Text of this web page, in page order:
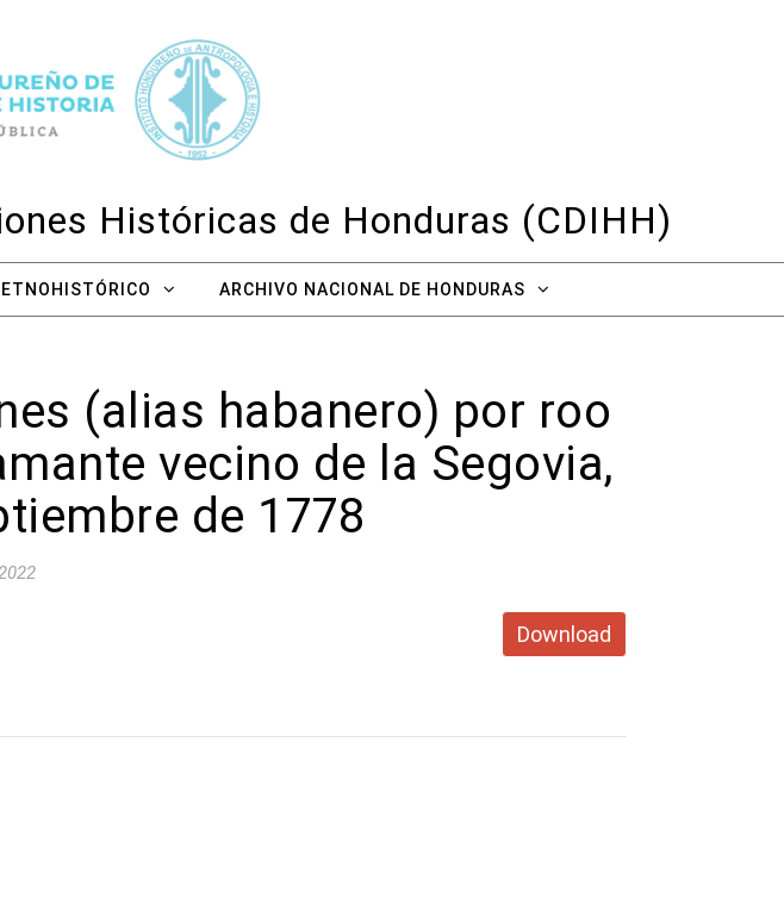
Históricas de Honduras (CDIHH)
ARCHIVO NACIONAL DE HONDURAS
(alias habanero) por roo
vecino de la Segovia,
de 1778
Download